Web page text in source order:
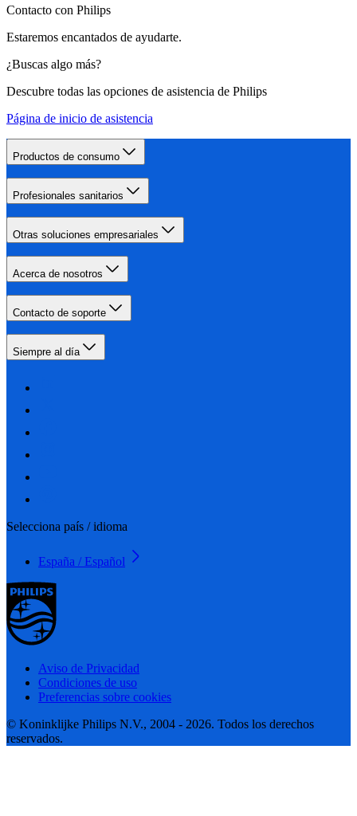
Contacto con Philips
Estaremos encantados de ayudarte.
¿Buscas algo más?
Descubre todas las opciones de asistencia de Philips
Página de inicio de asistencia
Productos de consumo
Profesionales sanitarios
Otras soluciones empresariales
Acerca de nosotros
Contacto de soporte
Siempre al día
Selecciona país / idioma
España / Español
Aviso de Privacidad
Condiciones de uso
Preferencias sobre cookies
© Koninklijke Philips N.V., 2004 - 2026. Todos los derechos
reservados.